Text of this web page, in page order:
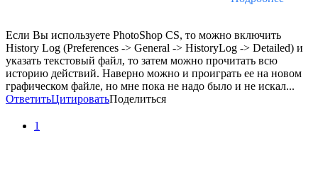
Если Вы используете PhotoShop CS, то можно включить
History Log (Preferences -> General -> HistoryLog -> Detailed) и
указать текстовый файл, то затем можно прочитать всю
историю действий. Наверно можно и проиграть ее на новом
графическом файле, но мне пока не надо было и не искал...
ОтветитьЦитироватьПоделиться
1